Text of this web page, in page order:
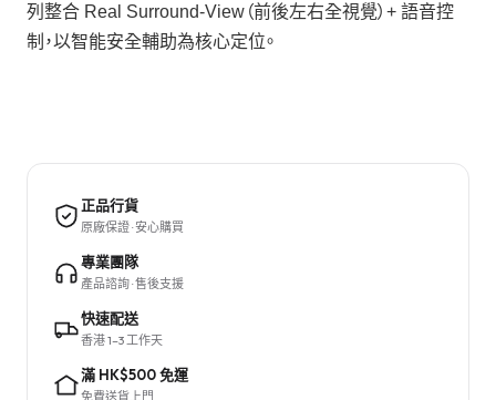
列整合 Real Surround-View（前後左右全視覺）+ 語音控
制，以智能安全輔助為核心定位。
正品行貨
原廠保證 · 安心購買
專業團隊
產品諮詢 · 售後支援
快速配送
香港 1–3 工作天
滿 HK$500 免運
免費送貨上門